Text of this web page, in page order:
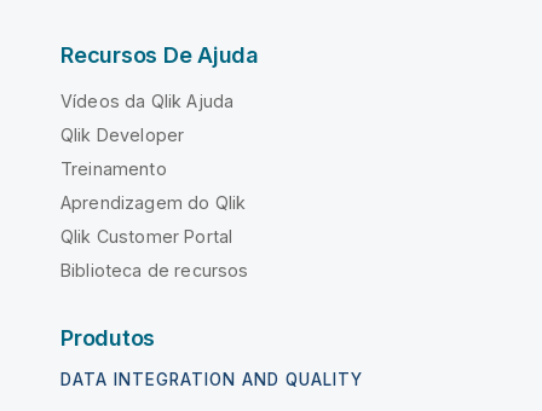
Recursos De Ajuda
Vídeos da Qlik Ajuda
Qlik Developer
Treinamento
Aprendizagem do Qlik
Qlik Customer Portal
Biblioteca de recursos
Produtos
DATA INTEGRATION AND QUALITY